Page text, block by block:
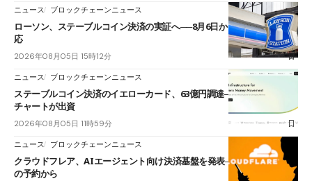
ニュース ブロックチェーンニュース
ローソン、ステーブルコイン決済の実証へ──8月6日からJPYCやUSDC対
応
2026年08月05日 15時12分
ニュース ブロックチェーンニュース
ステーブルコイン決済のイエローカード、63億円調達──ソニーやスタン
チャートが出資
2026年08月05日 11時59分
ニュース ブロックチェーンニュース
クラウドフレア、AIエージェント向け決済基盤を発表──まずハンドル名
の予約から